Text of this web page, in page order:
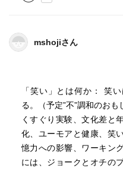
mshojiさん
「笑い」とは何か： 笑
る。（予定”不”調和のおも
くすぐり実験、文化差と
化、ユーモアと健康、笑
憶力への影響、ワーキン
には、ジョークとオチの